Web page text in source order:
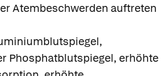
Atembeschwerden auftreten
Phosphatblutspiegel, erhöhte